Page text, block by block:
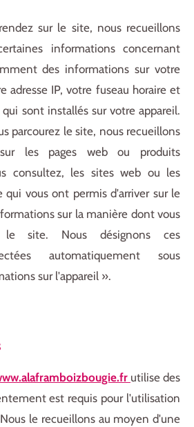
sur le site, nous recueillons
informations concernant
des informations sur votre
adresse IP, votre fuseau horaire et
sont installés sur votre appareil.
parcourez le site, nous recueillons
les pages web ou produits
consultez, les sites web ou les
qui vous ont permis d'arriver sur le
sur la manière dont vous
le site. Nous désignons ces
automatiquement sous
sur l'appareil ».
utilise des
est requis pour l'utilisation
le recueillons au moyen d'une